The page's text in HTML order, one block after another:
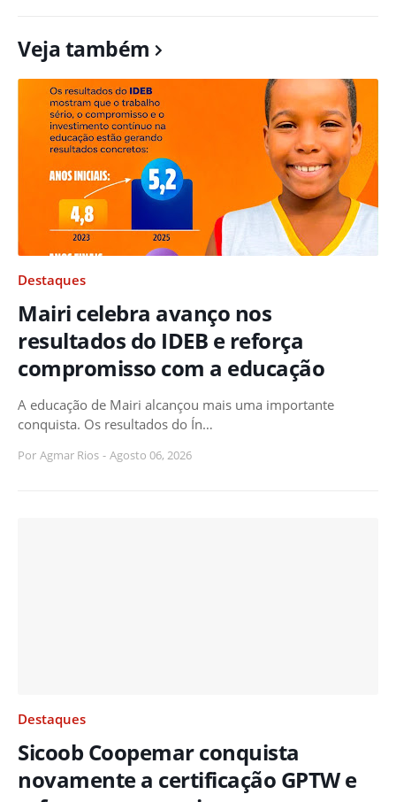
Veja também
Destaques
Mairi celebra avanço nos
resultados do IDEB e reforça
compromisso com a educação
A educação de Mairi alcançou mais uma importante
conquista. Os resultados do Ín…
Por Agmar Rios - Agosto 06, 2026
Destaques
Sicoob Coopemar conquista
novamente a certificação GPTW e